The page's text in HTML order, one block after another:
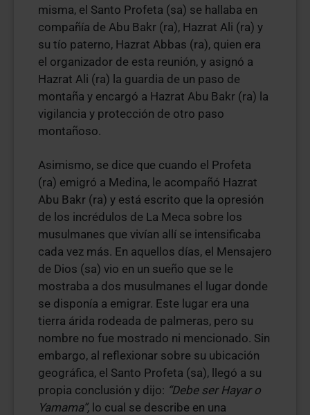
misma, el Santo Profeta (sa) se hallaba en
compañía de Abu Bakr (ra), Hazrat Ali (ra) y
su tío paterno, Hazrat Abbas (ra), quien era
el organizador de esta reunión, y asignó a
Hazrat Ali (ra) la guardia de un paso de
montaña y encargó a Hazrat Abu Bakr (ra) la
vigilancia y protección de otro paso
montañoso.
Asimismo, se dice que cuando el Profeta
(ra) emigró a Medina, le acompañó Hazrat
Abu Bakr (ra) y está escrito que la opresión
de los incrédulos de La Meca sobre los
musulmanes que vivían allí se intensificaba
cada vez más. En aquellos días, el Mensajero
de Dios (sa) vio en un sueño que se le
mostraba a dos musulmanes el lugar donde
se disponía a emigrar. Este lugar era una
tierra árida rodeada de palmeras, pero su
nombre no fue mostrado ni mencionado. Sin
embargo, al reflexionar sobre su ubicación
geográfica, el Santo Profeta (sa), llegó a su
propia conclusión y dijo: “Debe ser Hayar o
Yamama”, lo cual se describe en una